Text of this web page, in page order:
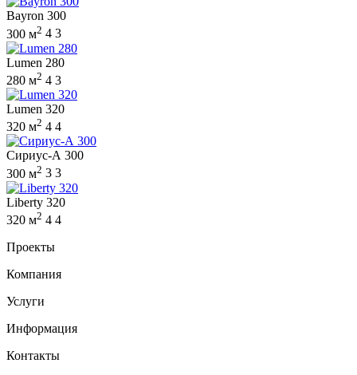
Bayron 300
300 м2 4 3
Lumen 280
280 м2 4 3
Lumen 320
320 м2 4 4
Сириус-А 300
300 м2 3 3
Liberty 320
320 м2 4 4
Проекты
Компания
Услуги
Информация
Контакты